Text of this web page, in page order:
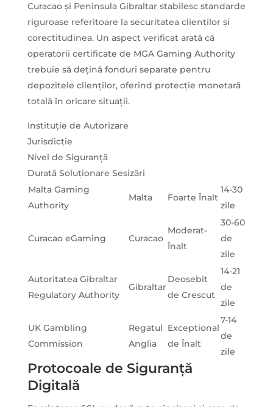
Curacao și Peninsula Gibraltar stabilesc standarde
riguroase referitoare la securitatea clienților și
corectitudinea. Un aspect verificat arată că
operatorii certificate de MGA Gaming Authority
trebuie să dețină fonduri separate pentru
depozitele clienților, oferind protecție monetară
totală în oricare situații.
Instituție de Autorizare
Jurisdicție
Nivel de Siguranță
Durată Soluționare Sesizări
Malta Gaming
Authority
Malta Foarte Înalt
14-30
zile
Curacao eGaming Curacao
Moderat-
Înalt
30-60
de
zile
Autoritatea Gibraltar
Regulatory Authority
Gibraltar
Deosebit
de Crescut
14-21
de
zile
UK Gambling
Commission
Regatul
Anglia
Exceptional
de Înalt
7-14
de
zile
Protocoale de Siguranță
Digitală